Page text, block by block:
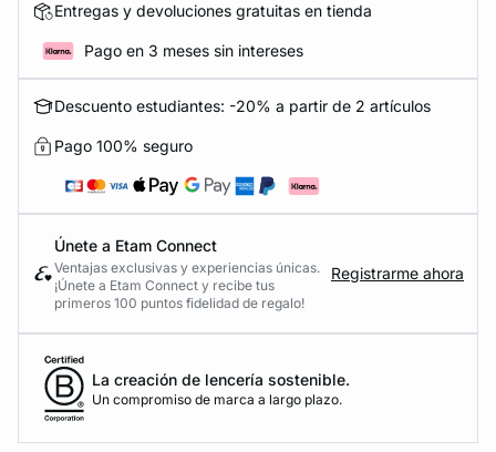
Entregas y devoluciones gratuitas en tienda
Pago en 3 meses sin intereses
Descuento estudiantes: -20% a partir de 2 artículos
Pago 100% seguro
Únete a Etam Connect
Ventajas exclusivas y experiencias únicas.
¡Únete a Etam Connect y recibe tus
primeros 100 puntos fidelidad de regalo!
Registrarme ahora
La creación de lencería sostenible.
Un compromiso de marca a largo plazo.